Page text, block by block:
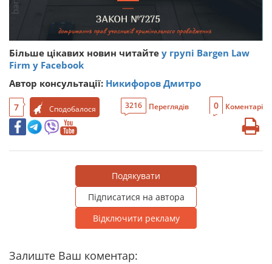
Більше цікавих новин читайте у групі Bargen Law
Firm у Facebook
Автор консультації: Никифоров Дмитро
7 Сподобалося 3216 Переглядів 0 Коментарі
Подякувати
Підписатися на автора
Відключити рекламу
Залиште Ваш коментар: